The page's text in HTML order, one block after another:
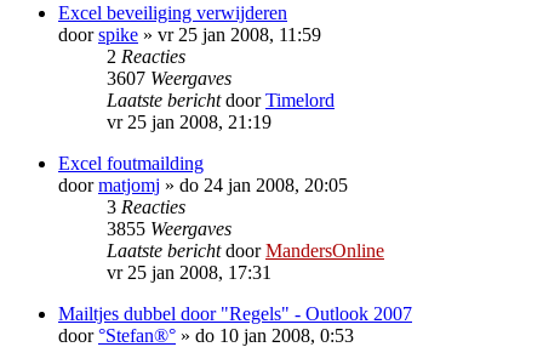
Excel beveiliging verwijderen
doorspike » vr 25 jan 2008, 11:59
2 Reacties
3607 Weergaves
Laatste berichtdoorTimelord
vr 25 jan 2008, 21:19
Excel foutmailding
doormatjomj » do 24 jan 2008, 20:05
3 Reacties
3855 Weergaves
Laatste berichtdoorMandersOnline
vr 25 jan 2008, 17:31
Mailtjes dubbel door "Regels" - Outlook 2007
door°Stefan®° » do 10 jan 2008, 0:53